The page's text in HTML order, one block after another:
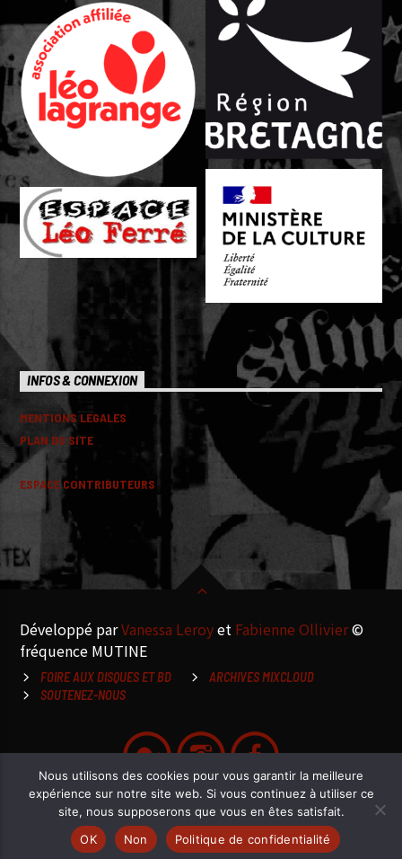
INFOS & CONNEXION
MENTIONS LEGALES
PLAN DU SITE
ESPACE CONTRIBUTEURS
Développé parVanessa Leroyet Fabienne Ollivier©
fréquence MUTINE
FOIRE AUX DISQUES ET BD
ARCHIVES MIXCLOUD
SOUTENEZ-NOUS
Nous utilisons des cookies pour vous garantir la meilleure
expérience sur notre site web. Si vous continuez à utiliser ce
site, nous supposerons que vous en êtes satisfait.
OK
Non Politique de confidentialité